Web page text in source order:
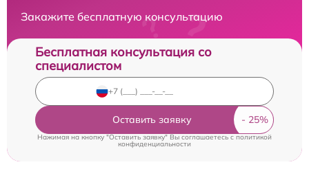
Закажите бесплатную консультацию
Бесплатная консультация со
специалистом
Оставить заявку
Нажимая на кнопку "Оставить заявку" Вы соглашаетесь cполитикой
конфиденциальности